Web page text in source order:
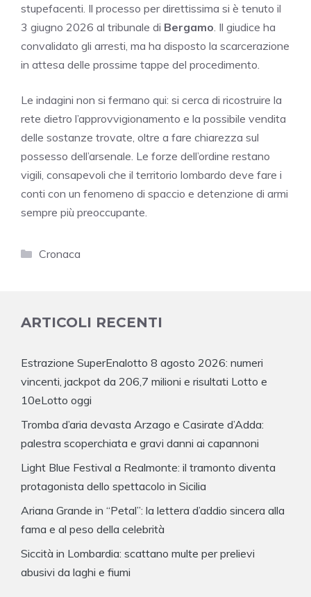
stupefacenti. Il processo per direttissima si è tenuto il
3 giugno 2026 al tribunale di Bergamo . Il giudice ha
convalidato gli arresti, ma ha disposto la scarcerazione
in attesa delle prossime tappe del procedimento.
Le indagini non si fermano qui: si cerca di ricostruire la
rete dietro l’approvvigionamento e la possibile vendita
delle sostanze trovate, oltre a fare chiarezza sul
possesso dell’arsenale. Le forze dell’ordine restano
vigili, consapevoli che il territorio lombardo deve fare i
conti con un fenomeno di spaccio e detenzione di armi
sempre più preoccupante.
Categorie
Cronaca
ARTICOLI RECENTI
Estrazione SuperEnalotto 8 agosto 2026: numeri
vincenti, jackpot da 206,7 milioni e risultati Lotto e
10eLotto oggi
Tromba d’aria devasta Arzago e Casirate d’Adda:
palestra scoperchiata e gravi danni ai capannoni
Light Blue Festival a Realmonte: il tramonto diventa
protagonista dello spettacolo in Sicilia
Ariana Grande in “Petal”: la lettera d’addio sincera alla
fama e al peso della celebrità
Siccità in Lombardia: scattano multe per prelievi
abusivi da laghi e fiumi